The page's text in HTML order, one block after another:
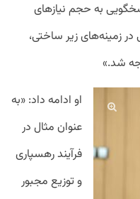
به حجم نیازهای
زمینه‌های زیر ساختی،
شد.»
او ادامه داد: «به
عنوان مثال در
فرآیند رهسپاری
و توزیع مجبور